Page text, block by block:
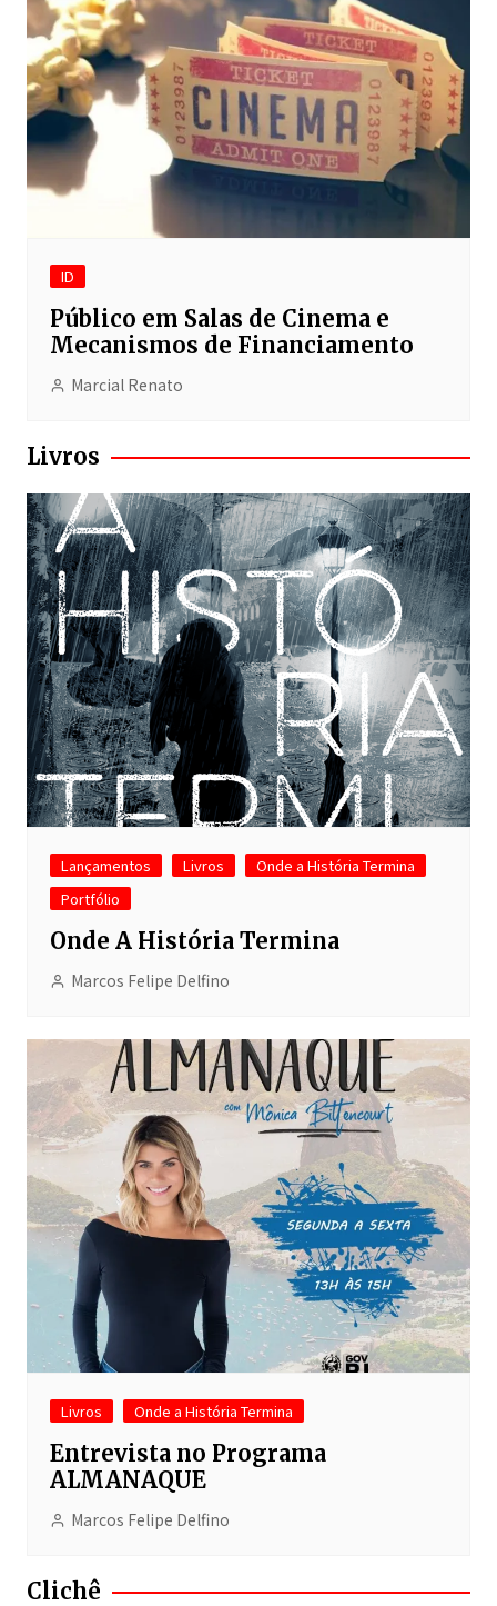
ID
Público em Salas de Cinema e
Mecanismos de Financiamento
Marcial Renato
Livros
Lançamentos Livros
Onde a História Termina
Portfólio
Onde A História Termina
Marcos Felipe Delfino
Livros Onde a História Termina
Entrevista no Programa
ALMANAQUE
Marcos Felipe Delfino
Clichê